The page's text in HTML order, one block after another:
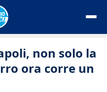
non solo la
ora corre un